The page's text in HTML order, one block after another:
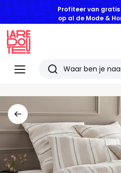
Profiteer van
op al de Mode &
Menu
Redoute
Zoeken
artikelen